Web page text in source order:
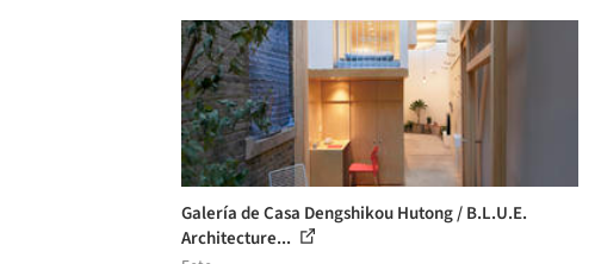
Galería de Casa Dengshikou Hutong / B.L.U.E.
Architecture...